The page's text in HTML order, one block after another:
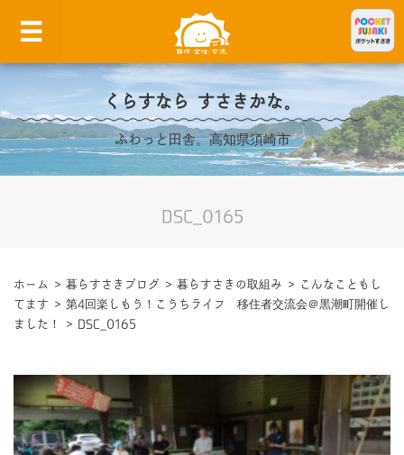
くらすなら すさきかな。
ふわっと田舎。高知県須崎市
DSC_0165
ホーム > 暮らすさきブログ > 暮らすさきの取組み >
こんなこともし
てます > 第4回楽しもう！こうちライフ 移住者交流会＠黒潮町開催し
ました！
> DSC_0165